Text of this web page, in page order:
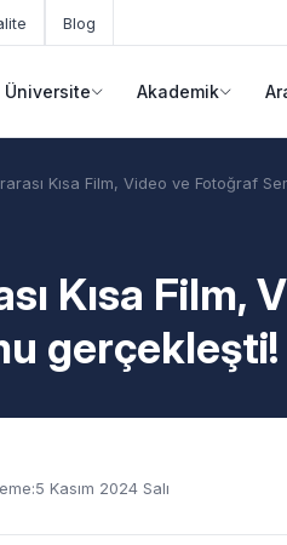
Blog
Üniversite Akademik
Kısa Film, Video ve Fotoğraf
Kısa Film,
gerçekleşti!
5 Kasım 2024 Salı